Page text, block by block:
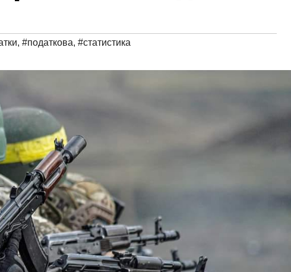
, #податкова, #статистика